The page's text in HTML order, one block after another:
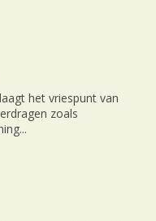
het vriespunt van
zoals